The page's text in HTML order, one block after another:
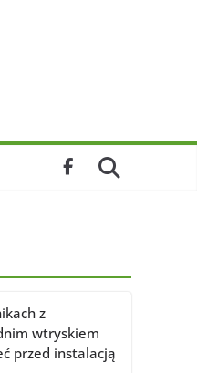
z
wtryskiem
przed instalacją